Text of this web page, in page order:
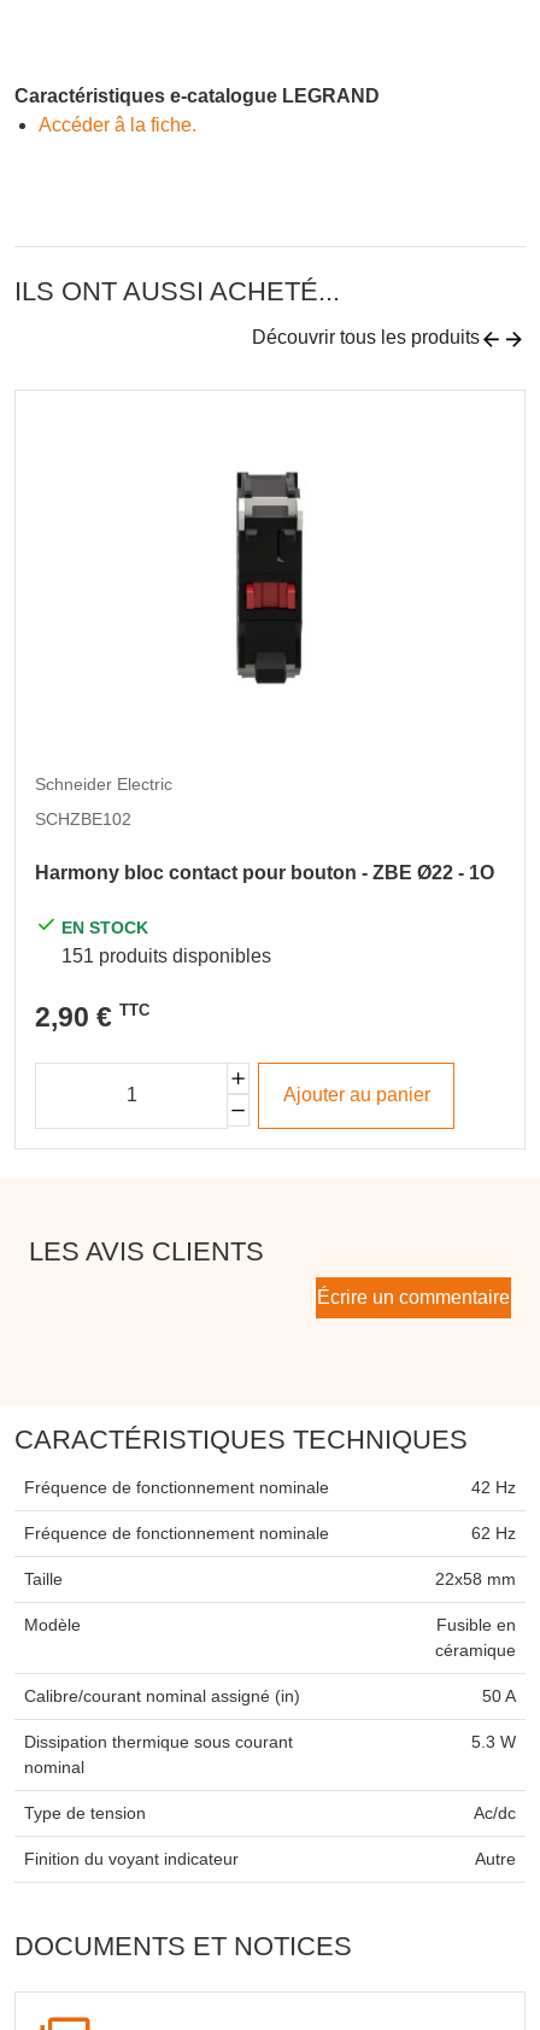
Caractéristiques e-catalogue LEGRAND
Accéder â la fiche.
ILS ONT AUSSI ACHETÉ...
Découvrir tous les produits
Schneider Electric
SCHZBE102
Harmony bloc contact pour bouton - ZBE Ø22 - 1O
EN STOCK
151 produits disponibles
2,90 € TTC
Ajouter au panier
LES AVIS CLIENTS
Écrire un commentaire
CARACTÉRISTIQUES TECHNIQUES
Fréquence de fonctionnement nominale 42 Hz
Fréquence de fonctionnement nominale 62 Hz
Taille 22x58 mm
Modèle
Fusible en
céramique
Calibre/courant nominal assigné (in) 50 A
Dissipation thermique sous courant
nominal
5.3 W
Type de tension Ac/dc
Finition du voyant indicateur Autre
DOCUMENTS ET NOTICES